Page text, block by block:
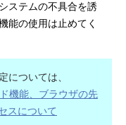
ステムの不具合を誘
能の使用は止めてく
については、
機能、ブラウザの先
スについて